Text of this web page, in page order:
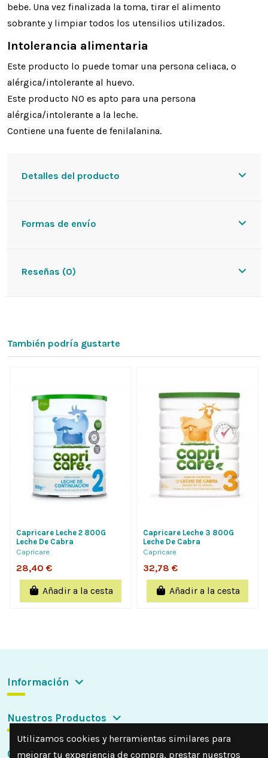
bebe. Una vez finalizada la toma, tirar el alimento
sobrante y limpiar todos los utensilios utilizados.
Intolerancia alimentaria
Este producto lo puede tomar una persona celiaca, o
alérgica/intolerante al huevo.
Este producto NO es apto para una persona
alérgica/intolerante a la leche.
Contiene una fuente de fenilalanina.
Detalles del producto
Formas de envío
Reseñas (0)
También podría gustarte
Capricare Leche 2 800G
Leche De Cabra
Capricare
28,40 €
Añadir a la cesta
Capricare Leche 3 800G
Leche De Cabra
Capricare
32,78 €
Añadir a la cesta
Información
Nuestros Productos
Contactar con nosotros
Utilizamos cookies y herramientas similares para
mejorar tu experiencia de compra, prestar nuestros